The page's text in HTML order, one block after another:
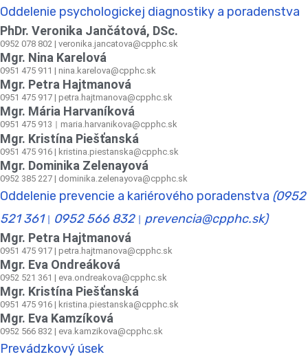
Oddelenie psychologickej diagnostiky a poradenstva
PhDr. Veronika Jančátová, DSc.
0952 078 802 | veronika.jancatova@cpphc.sk
Mgr. Nina Karelová
0951 475 911 | nina.karelova@cpphc.sk
Mgr. Petra Hajtmanová
0951 475 917 | petra.hajtmanova@cpphc.sk
Mgr. Mária Harvaníková
0951 475 913 maria.harvanikova@cpphc.sk
Mgr. Kristína Piešťanská
0951 475 916 | kristina.piestanska@cpphc.sk
Mgr. Dominika Zelenayová
0952 385 227 | dominika.zelenayova@cpphc.sk
Oddelenie prevencie a kariérového poradenstva (0952
521 361
0952 566 832 prevencia@cpphc.sk)
Mgr. Petra Hajtmanová
0951 475 917 | petra.hajtmanova@cpphc.sk
Mgr. Eva Ondreáková
0952 521 361 | eva.ondreakova@cpphc.sk
Mgr. Kristína Piešťanská
0951 475 916 | kristina.piestanska@cpphc.sk
Mgr. Eva Kamzíková
0952 566 832 | eva.kamzikova@cpphc.sk
Prevádzkový úsek